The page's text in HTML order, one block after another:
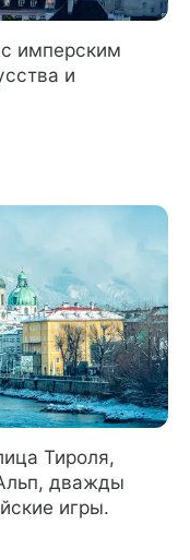
имперским
и
Тироля,
дважды
игры.